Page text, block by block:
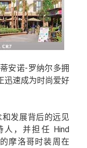
安诺-罗纳尔多拥
迅速成为时尚爱好
和发展背后的远见
，并担任 Hind
摩洛哥时装周在